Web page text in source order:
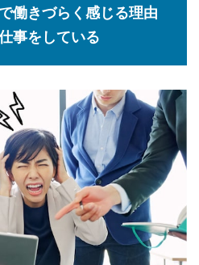
働きづらく感じる理由
事をしている